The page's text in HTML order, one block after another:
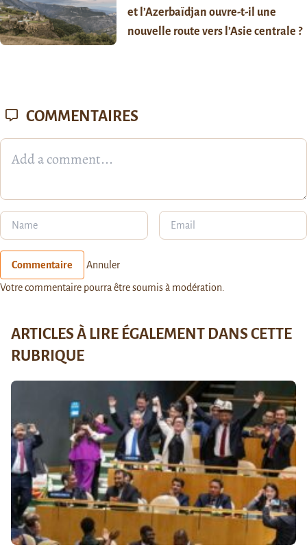
et l’Azerbaïdjan ouvre-t-il une
nouvelle route vers l’Asie centrale ?
COMMENTAIRES
Commentaire Annuler
Votre commentaire pourra être soumis à modération.
ARTICLES À LIRE ÉGALEMENT DANS CETTE
RUBRIQUE